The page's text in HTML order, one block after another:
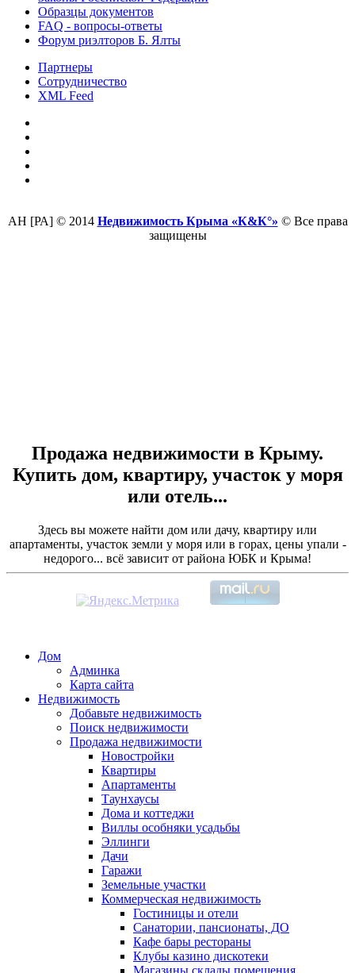
Образцы документов
FAQ - вопросы-ответы
Форум риэлторов Б. Ялты
Партнеры
Сотрудничество
XML Feed
АН [РА] © 2014 Недвижимость Крыма «К&К°» © Все права
защищены
Продажа недвижимости в Крыму.
Купить дом, квартиру, участок у моря
или отель...
Здесь вы можете найти дом или дачу, квартиру или
апартаменты, участок земли у моря или в горах, цены упали -
недорого... всё зависит от района ЮБК и Крыма!
Дом
Админка
Карта сайта
Недвижимость
Добавьте недвижимость
Поиск недвижимости
Продажа недвижимости
Новостройки
Квартиры
Апартаменты
Таунхаусы
Дома и коттеджи
Виллы особняки усадьбы
Эллинги
Дачи
Гаражи
Земельные участки
Коммерческая недвижимость
Гостиницы и отели
Санатории, пансионаты, ДО
Кафе бары рестораны
Клубы казино дискотеки
Магазины склады помещения